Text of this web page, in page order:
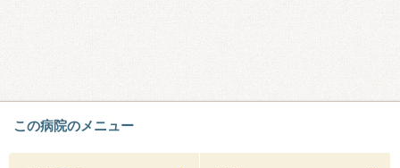
この病院のメニュー